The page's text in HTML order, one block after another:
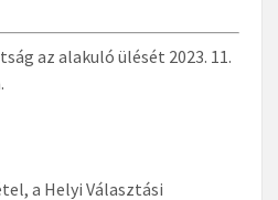
az alakuló ülését 2023. 11.
a Helyi Választási